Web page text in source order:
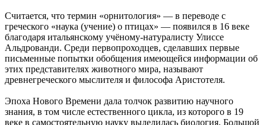
Считается, что термин «орнитология» — в переводе с
греческого «наука (учение) о птицах» — появился в 16 веке
благодаря итальянскому учёному-натуралисту Улиссе
Альдрованди. Среди первопроходцев, сделавших первые
письменные попытки обобщения имеющейся информации об
этих представителях животного мира, называют
древнегреческого мыслителя и философа Аристотеля.
Эпоха Нового Времени дала толчок развитию научного
знания, в том числе естественного цикла, из которого в 19
веке в самостоятельную науку выделилась биология. Большой